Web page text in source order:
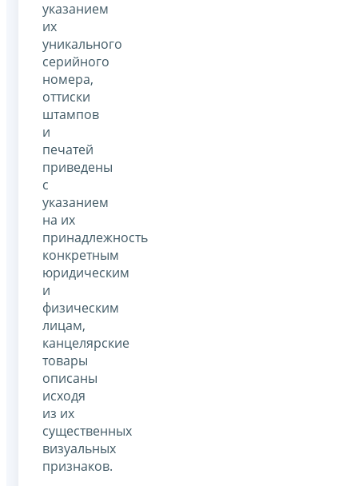
указанием
их
уникального
серийного
номера,
оттиски
штампов
и
печатей
приведены
с
указанием
на их
принадлежность
конкретным
юридическим
и
физическим
лицам,
канцелярские
товары
описаны
исходя
из их
существенных
визуальных
признаков.